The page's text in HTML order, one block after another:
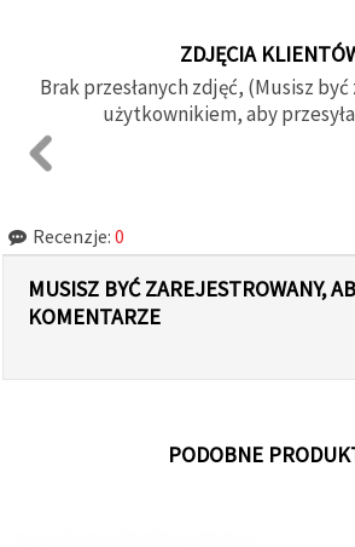
ZDJĘCIA
Brak przesłanych zdjęć, (Musisz
użytkownikiem, aby
Recenzje: 0
MUSISZ BYĆ ZAREJESTROWANY,
KOMENTARZE
PODOBNE